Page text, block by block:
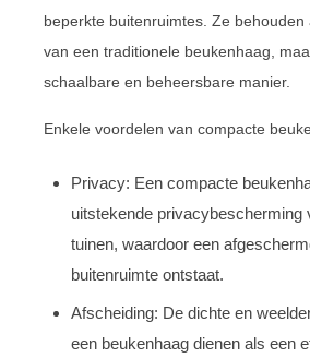
beperkte buitenruimtes. Ze behouden
van een traditionele beukenhaag,
schaalbare en beheersbare manier.
Enkele voordelen van compacte
Privacy: Een compacte
uitstekende privacybescherming
tuinen, waardoor een
buitenruimte ontstaat.
Afscheiding: De dichte en
een beukenhaag dienen als een